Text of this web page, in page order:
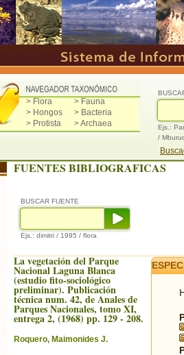
> Flora
> Fauna
> Hongos
> Bacteria
> Protista
> Archaea
Ejs.:
/
FUENTES BIBLIOGRAFICAS
BUSCAR FUENTE
Ejs.: dimitri / 1995 / flora
La vegetación del Parque
Nacional Laguna Blanca
(estudio fito-sociológico
preliminar). Publicación
técnica num. 42, de Anales de
Parques Nacionales, tomo XI,
entrega 2, (1968) pp. 129 - 208.
Roquero, Maimonides J.